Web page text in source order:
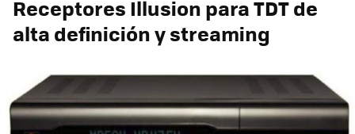
Receptores Illusion para TDT de
alta definición y streaming